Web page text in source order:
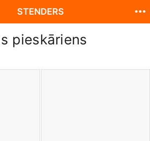
pieskāriens
STENDERS